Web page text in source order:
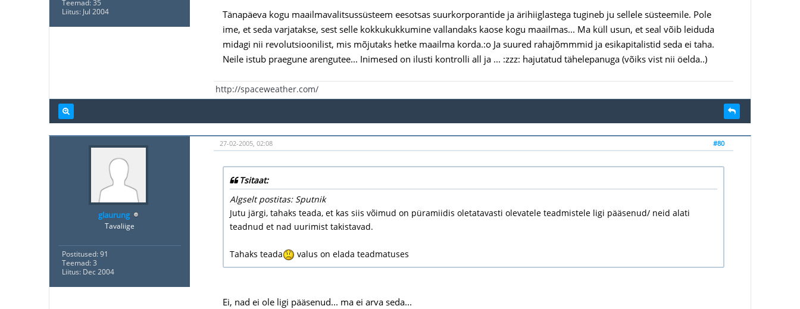
Teemad: 35
Liitus: Jul 2004
Tänapäeva kogu maailmavalitsussüsteem eesotsas suurkorporantide ja ärihiiglastega tugineb ju sellele süsteemile. Pole
ime, et seda varjatakse, sest selle kokkukukkumine vallandaks kaose kogu maailmas... Ma küll usun, et seal võib leiduda
midagi nii revolutsioonilist, mis mõjutaks hetke maailma korda.:o Ja suured rahajõmmmid ja esikapitalistid seda ei taha.
Neile istub praegune arengutee... Inimesed on ilusti kontrolli all ja ... :zzz: hajutatud tähelepanuga (võiks vist nii öelda..)
http://spaceweather.com/
glaurung
Tavaliige
Postitused: 91
Teemad: 3
Liitus: Dec 2004
#80
27-02-2005, 02:08
Tsitaat:
Algselt postitas: Sputnik
Jutu järgi, tahaks teada, et kas siis võimud on püramiidis oletatavasti olevatele teadmistele ligi pääsenud/ neid alati
teadnud et nad uurimist takistavad.
Tahaks teada valus on elada teadmatuses
Ei, nad ei ole ligi pääsenud... ma ei arva seda...